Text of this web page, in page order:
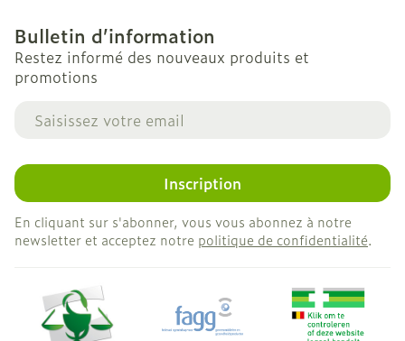
Bulletin d’information
Restez informé des nouveaux produits et
promotions
Adresse mail
Inscription
En cliquant sur s'abonner, vous vous abonnez à notre
newsletter et acceptez notre politique de confidentialité.